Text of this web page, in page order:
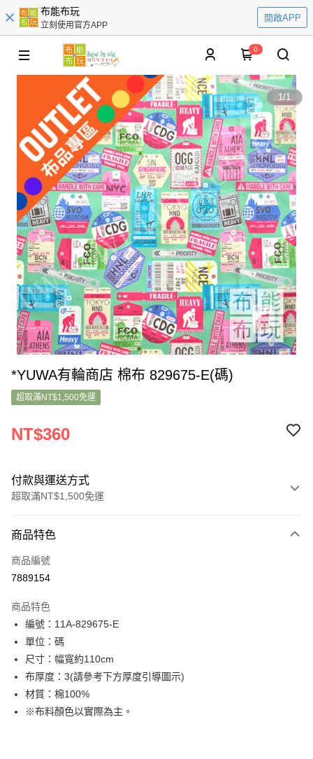
布能布玩
立刻使用官方APP
開啟APP
0
1/1
*YUWA有輪商店 棉布 829675-E(碼)
超取滿NT$1,500免運
NT$360
付款與運送方式
超取滿NT$1,500免運
信用卡一次付款
超商取貨付款
Apple Pay
街口支付
Google Pay
大哥付你分期
相關說明
商品特色
商品編號
7889154
商品特色
編號：11A-829675-E
單位：碼
尺寸：幅寬約110cm
布厚度：3(請參考下方厚度引導圖示)
材質：棉100%
※布料顏色以實際為主。